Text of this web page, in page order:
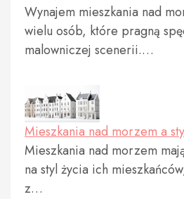
Wynajem mieszkania nad
wielu osób, które pragną
malowniczej scenerii.…
Mieszkania nad morzem a
Mieszkania nad morzem
na styl życia ich
z…